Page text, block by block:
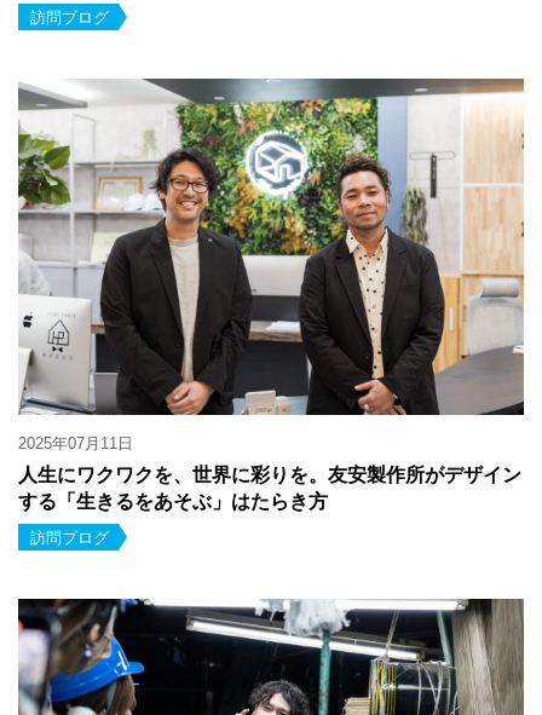
訪問ブログ
2025年07月11日
人生にワクワクを、世界に彩りを。友安製作所がデザイン
する「生きるをあそぶ」はたらき方
訪問ブログ